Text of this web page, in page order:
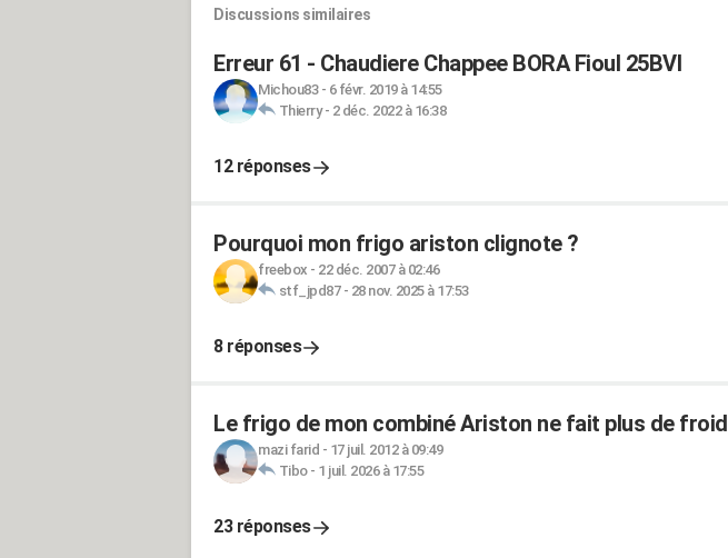
Discussions similaires
Erreur 61 - Chaudiere Chappee BORA Fioul 25BVI
Michou83- 6 févr. 2019 à 14:55
Thierry- 2 déc. 2022 à 16:38
12 réponses
Pourquoi mon frigo ariston clignote ?
freebox - 22 déc. 2007 à 02:46
stf_jpd87- 28 nov. 2025 à 17:53
8 réponses
Le frigo de mon combiné Ariston ne fait plus de froid
mazi farid - 17 juil. 2012 à 09:49
Tibo- 1 juil. 2026 à 17:55
23 réponses